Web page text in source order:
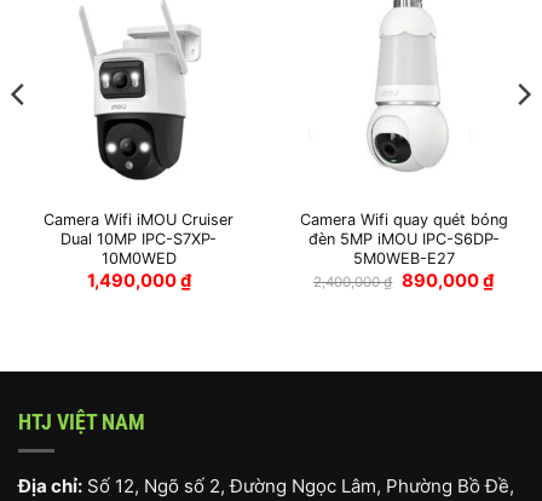
Camera Wifi iMOU Cruiser
Dual 10MP IPC-S7XP-
10M0WED
1,490,000₫
Camera Wifi quay quét bóng
đèn 5MP iMOU IPC-S6DP-
5M0WEB-E27
2,400,000₫ Giá
gốc
890,000₫Giá
hiện
HTJ VIỆT NAM
Địa chỉ: Số 12, Ngõ số 2, Đường Ngọc Lâm, Phường Bồ Đề,